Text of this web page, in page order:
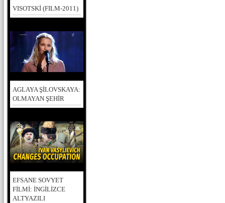
VISOTSKİ (FILM-2011)
AGLAYA ŞİLOVSKAYA:
OLMAYAN ŞEHİR
EFSANE SOVYET
FİLMİ: İNGİLİZCE
ALTYAZILI